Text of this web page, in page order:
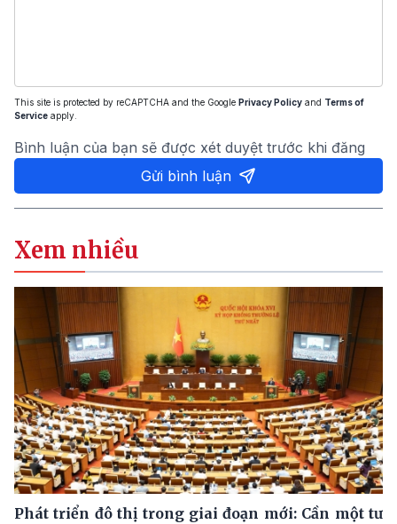
This site is protected by reCAPTCHA and the Google Privacy Policy and Terms of
Service apply.
Bình luận của bạn sẽ được xét duyệt trước khi đăng
Gửi bình luận
Xem nhiều
Phát triển đô thị trong giai đoạn mới: Cần một tư